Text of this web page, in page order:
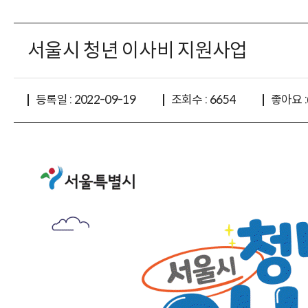
서울시 청년 이사비 지원사업
등록일 : 2022-09-19 조회수 : 6654 좋아요 :